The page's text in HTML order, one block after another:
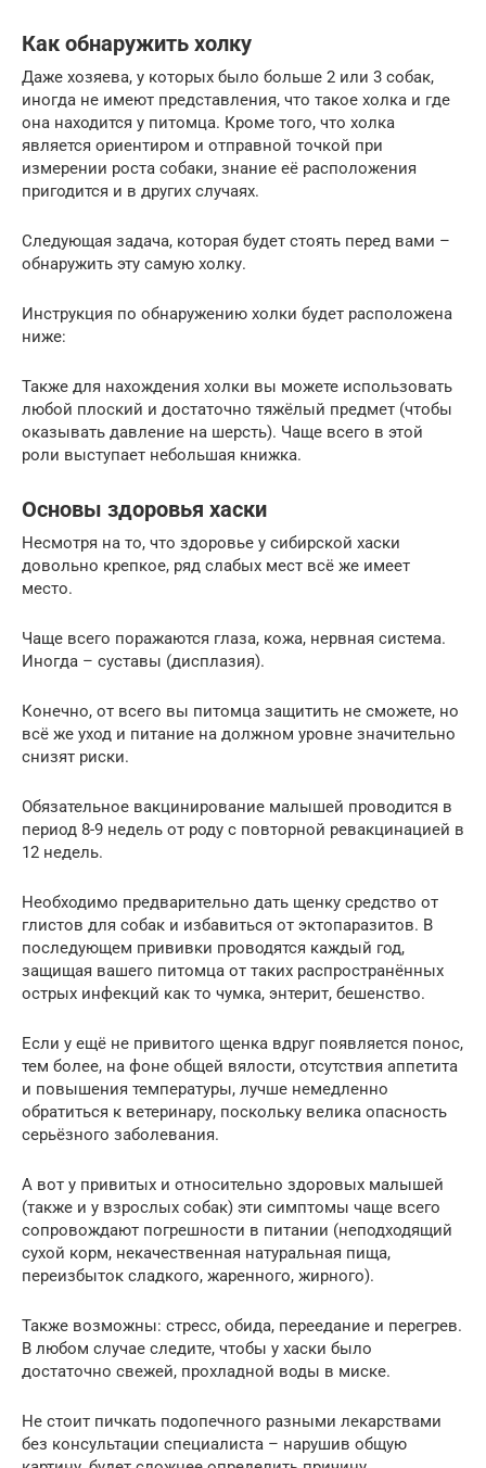
Как обнаружить холку
Даже хозяева, у которых было больше 2 или 3 собак,
иногда не имеют представления, что такое холка и где
она находится у питомца. Кроме того, что холка
является ориентиром и отправной точкой при
измерении роста собаки, знание её расположения
пригодится и в других случаях.
Следующая задача, которая будет стоять перед вами –
обнаружить эту самую холку.
Инструкция по обнаружению холки будет расположена
ниже:
Также для нахождения холки вы можете использовать
любой плоский и достаточно тяжёлый предмет (чтобы
оказывать давление на шерсть). Чаще всего в этой
роли выступает небольшая книжка.
Основы здоровья хаски
Несмотря на то, что здоровье у сибирской хаски
довольно крепкое, ряд слабых мест всё же имеет
место.
Чаще всего поражаются глаза, кожа, нервная система.
Иногда – суставы (дисплазия).
Конечно, от всего вы питомца защитить не сможете, но
всё же уход и питание на должном уровне значительно
снизят риски.
Обязательное вакцинирование малышей проводится в
период 8-9 недель от роду с повторной ревакцинацией в
12 недель.
Необходимо предварительно дать щенку средство от
глистов для собак и избавиться от эктопаразитов. В
последующем прививки проводятся каждый год,
защищая вашего питомца от таких распространённых
острых инфекций как то чумка, энтерит, бешенство.
Если у ещё не привитого щенка вдруг появляется понос,
тем более, на фоне общей вялости, отсутствия аппетита
и повышения температуры, лучше немедленно
обратиться к ветеринару, поскольку велика опасность
серьёзного заболевания.
А вот у привитых и относительно здоровых малышей
(также и у взрослых собак) эти симптомы чаще всего
сопровождают погрешности в питании (неподходящий
сухой корм, некачественная натуральная пища,
переизбыток сладкого, жаренного, жирного).
Также возможны: стресс, обида, переедание и перегрев.
В любом случае следите, чтобы у хаски было
достаточно свежей, прохладной воды в миске.
Не стоит пичкать подопечного разными лекарствами
без консультации специалиста – нарушив общую